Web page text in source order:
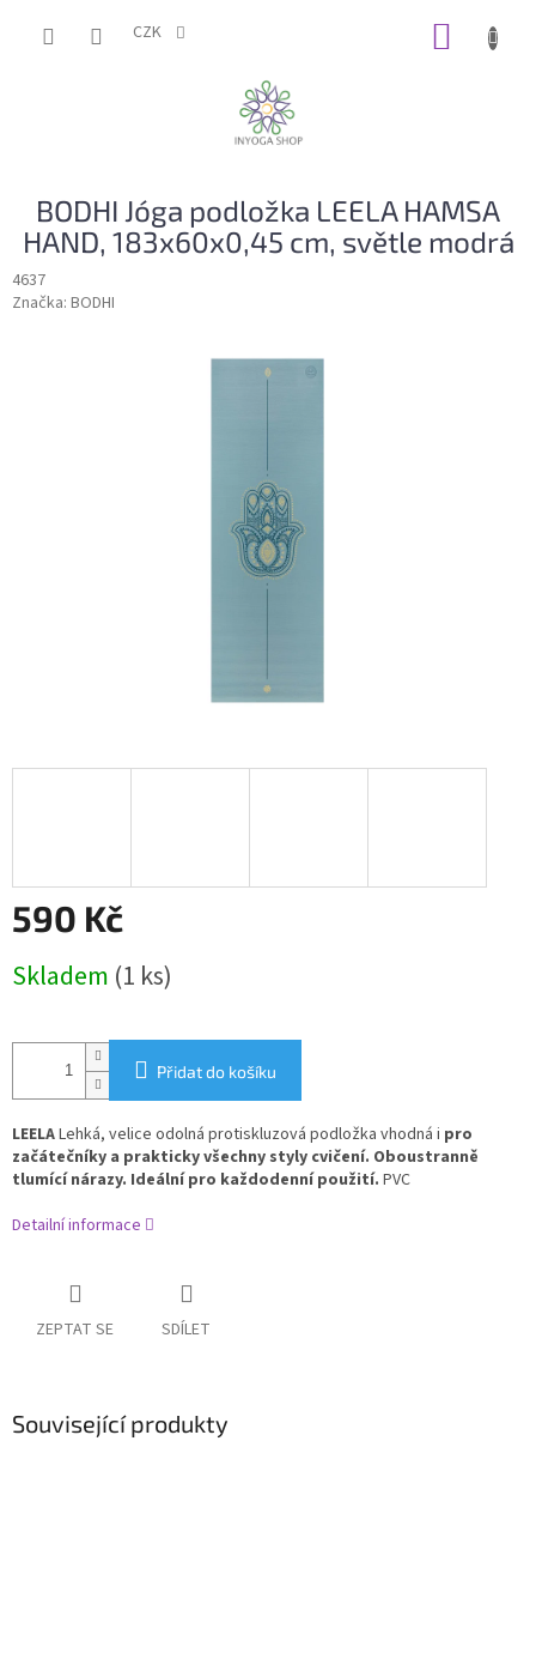
CZK
BODHI Jóga podložka LEELA HAMSA
HAND, 183x60x0,45 cm, světle modrá
4637
Značka: BODHI
590 Kč
cena:
Skladem (1 ks)
Přidat do košíku
LEELALehká, velice odolná protiskluzová podložka vhodná i pro
začátečníky a prakticky všechny styly cvičení. Oboustranně
tlumící nárazy. Ideální pro každodenní použití. PVC
Detailní informace
ZEPTAT SE SDÍLET
Související produkty